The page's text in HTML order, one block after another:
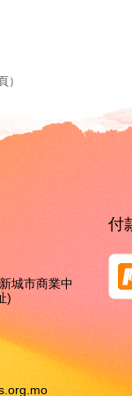
）
城市商業中
)
付